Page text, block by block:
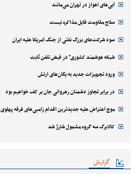
آبی‌های اهواز در تهران می‌مانند
سلاح مقاومت قابل مذاکره نیست
سود شرکت‌های بزرگ نفتی از جنگ آمریکا علیه ایران
شبکه هوشمند کشوری" در قبض تلفن ثابت
ورود تجهیزات جدید به یگان‌های ارتش
در برابر تجاوز دشمنان رهروانی جان بر کف خواهیم بود
موج اعتراض علیه جدیدترین اقدام زامبی‌های فرقه پهلوی
کالابرگ سه گروه مشمول شارژ شد
گزارش